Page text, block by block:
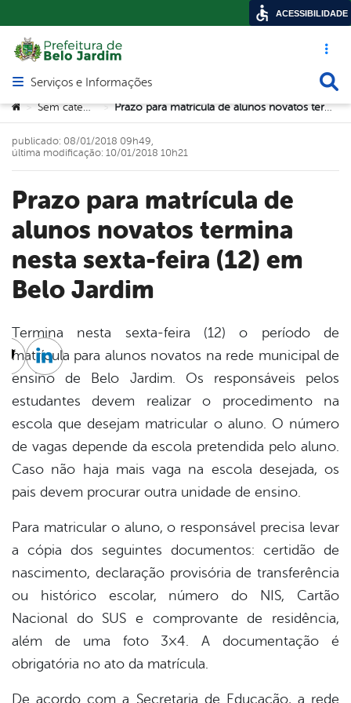
Acesso
Abrir menu principal de navegação
Serviços e Informações
Você está aqui:
> Sem categoria > Prazo para matrícula de alunos novatos termina nesta sexta-feira (12) em Belo Jardim
Prazo para matrícula de
alunos novatos termina
nesta sexta-feira (12) em
Belo Jardim
publicado: 08/01/2018 09h49,
última modificação: 10/01/2018 10h21
Termina nesta sexta-feira (12) o período de
matrícula para alunos novatos na rede municipal de
ensino de Belo Jardim. Os responsáveis pelos
estudantes devem realizar o procedimento na
escola que desejam matricular o aluno. O número
de vagas depende da escola pretendida pelo aluno.
Caso não haja mais vaga na escola desejada, os
pais devem procurar outra unidade de ensino.
Para matricular o aluno, o responsável precisa levar
a cópia dos seguintes documentos: certidão de
nascimento, declaração provisória de transferência
ou histórico escolar, número do NIS, Cartão
Nacional do SUS e comprovante de residência,
além de uma foto 3×4. A documentação é
obrigatória no ato da matrícula.
De acordo com a Secretaria de Educação, a rede
Twitter
Linkedin
ACESSIBILIDADE